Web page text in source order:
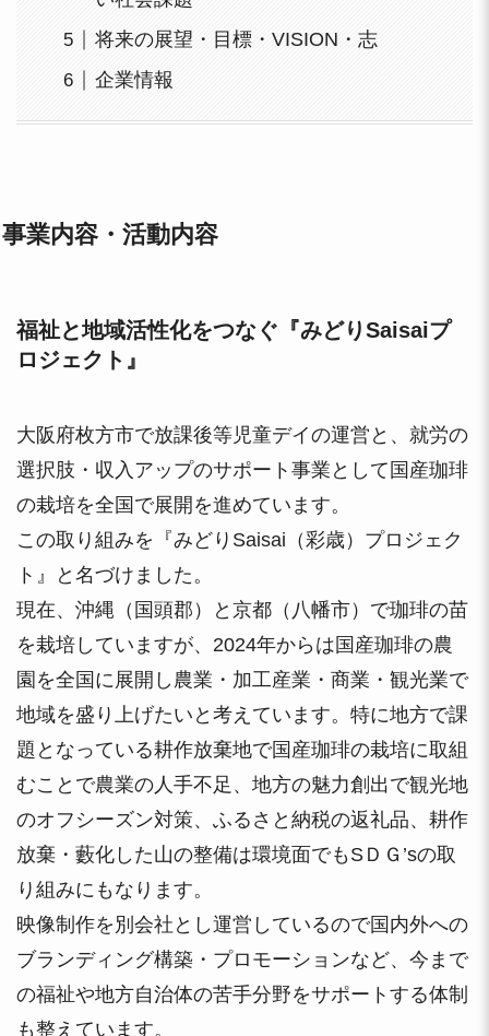
将来の展望・目標・VISION・志
企業情報
事業内容・活動内容
福祉と地域活性化をつなぐ『みどりSaisaiプ
ロジェクト』
大阪府枚方市で放課後等児童デイの運営と、就労の
選択肢・収入アップのサポート事業として国産珈琲
の栽培を全国で展開を進めています。
この取り組みを『みどりSaisai（彩歳）プロジェク
ト』と名づけました。
現在、沖縄（国頭郡）と京都（八幡市）で珈琲の苗
を栽培していますが、2024年からは国産珈琲の農
園を全国に展開し農業・加工産業・商業・観光業で
地域を盛り上げたいと考えています。特に地方で課
題となっている耕作放棄地で国産珈琲の栽培に取組
むことで農業の人手不足、地方の魅力創出で観光地
のオフシーズン対策、ふるさと納税の返礼品、耕作
放棄・藪化した山の整備は環境面でもSＤＧ’sの取
り組みにもなります。
映像制作を別会社とし運営しているので国内外への
ブランディング構築・プロモーションなど、今まで
の福祉や地方自治体の苦手分野をサポートする体制
も整えています。